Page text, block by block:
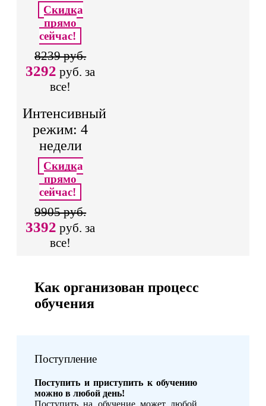
Скидка
прямо
сейчас!
8239 руб.
3292 руб. за
все!
Интенсивный
режим: 4
недели
Скидка
прямо
сейчас!
9905 руб.
3392 руб. за
все!
Как организован процесс
обучения
Поступление
Поступить и приступить к обучению
можно в любой день!
Поступить на обучение может любой